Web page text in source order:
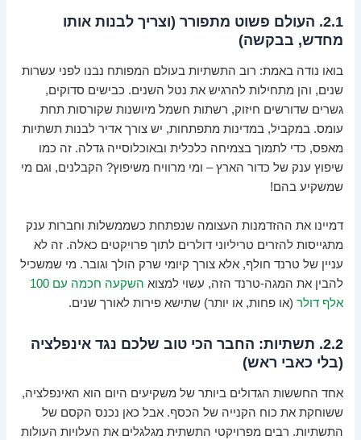
2.1. העולם פשוט מתפורר (וצריך לבנות אותו
מחדש, בבקשה)
בואו נודה באמת: רוב התשתיות בעולם המפותח נבנו לפני עשרות
שנים, והן מתחילות להרגיש את נטל השנים. כבישים סדוקים,
גשרים שדורשים חיזוק, רשתות חשמל מיושנות שקורסות תחת
עומס. במקביל, במדינות מתפתחות, יש צורך אדיר לבנות תשתיות
מאפס, כדי לתמוך בצמיחה כלכלית ובאוכלוסייה גדלה. זה כמו
שיפוץ ענק של כדור הארץ – ומי מרוויח משיפוץ? הקבלנים, וגם מי
שמשקיע בהם!
דמיינו את ההזדמנות העצומה שנפתחת כשממשלות וחברות ענק
מתגייסות להזרים טריליוני דולרים לתוך פרויקטים כאלה. זה לא
עניין של טרנד חולף, אלא צורך קיומי שרק הולך וגובר. מי שמשכיל
להבין את המגה-טרנד הזה, עשוי למצוא
השקעה חכמה עם 100
אלף דולר (או פחות, או יותר) שתישא פירות לאורך שנים.
2.2. תשתיות: החבר הכי טוב שלכם נגד אינפלציה
(בלי כאבי ראש)
אחד החששות הגדולים ביותר של משקיעים היום הוא האינפלציה,
ששוחקת את כוח הקנייה של הכסף. אבל כאן נכנס הקסם של
התשתיות. רבים מפרויקטי התשתית מגלגלים את העלויות העולות